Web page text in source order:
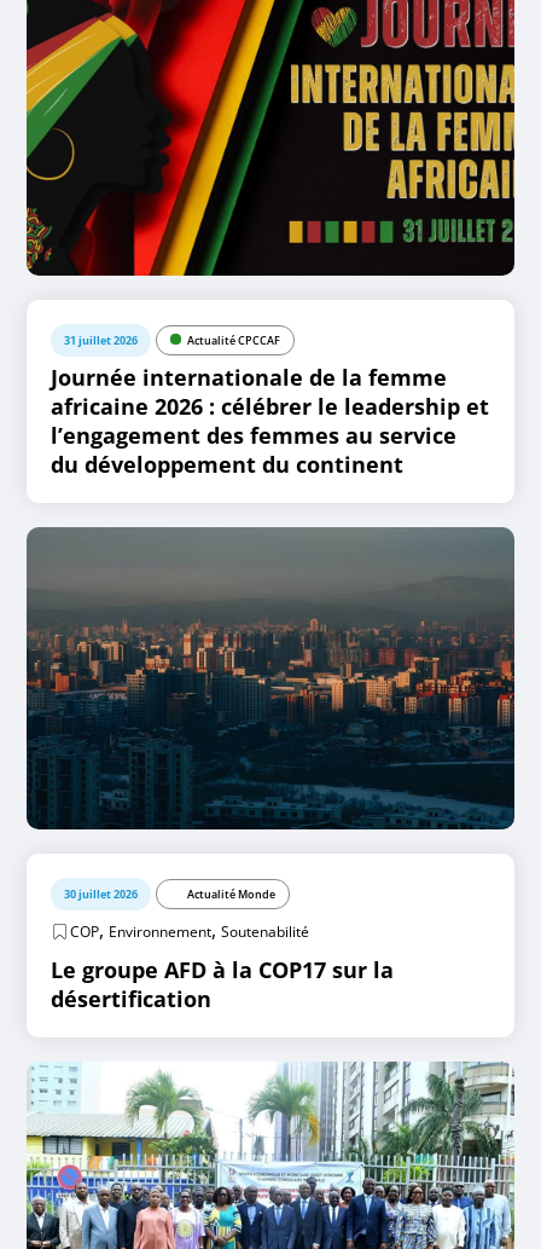
31 juillet 2026 Actualité CPCCAF
Journée internationale de la femme
africaine 2026 : célébrer le leadership et
l’engagement des femmes au service
du développement du continent
30 juillet 2026 Actualité Monde
COP, Environnement,Soutenabilité
Le groupe AFD à la COP17 sur la
désertification